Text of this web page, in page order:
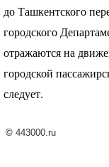
до Ташкентского
городского
отражаются на
городской
следует.
© 443000.ru